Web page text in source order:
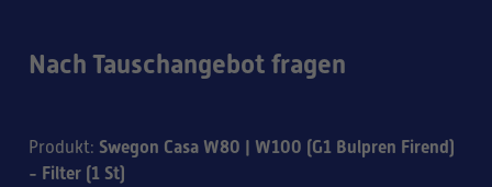
Nach Tauschangebot fragen
Produkt: Swegon Casa W80 | W100 (G1 Bulpren Firend)
- Filter (1 St)